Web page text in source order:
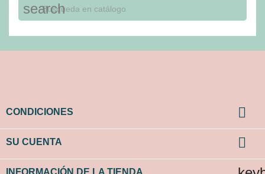
search
CONDICIONES 
SU CUENTA 
INFORMACIÓN DE LA TIENDA